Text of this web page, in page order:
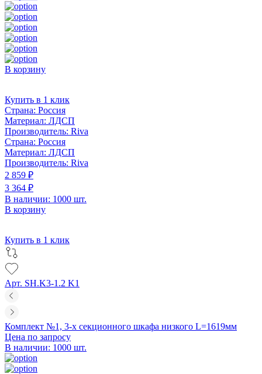
В корзину
Купить в 1 клик
Страна: Россия
Материал: ЛДСП
Производитель: Riva
Страна: Россия
Материал: ЛДСП
Производитель: Riva
2 859 ₽
3 364 ₽
В наличии: 1000 шт.
В корзину
Купить в 1 клик
Арт. SH.K3-1.2 K1
Комплект №1, 3-х секционного шкафа низкого L=1619мм
Цена по запросу
В наличии: 1000 шт.